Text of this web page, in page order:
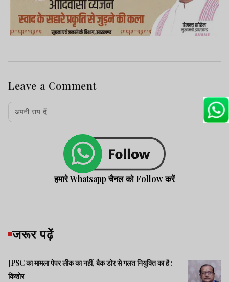
Leave a Comment
हमारे Whatsapp चैनल को Follow करें
जरूर पढ़ें
JPSC का मामला पेपर लीक का नहीं, बैक डोर से गलत नियुक्ति का है :
किशोर